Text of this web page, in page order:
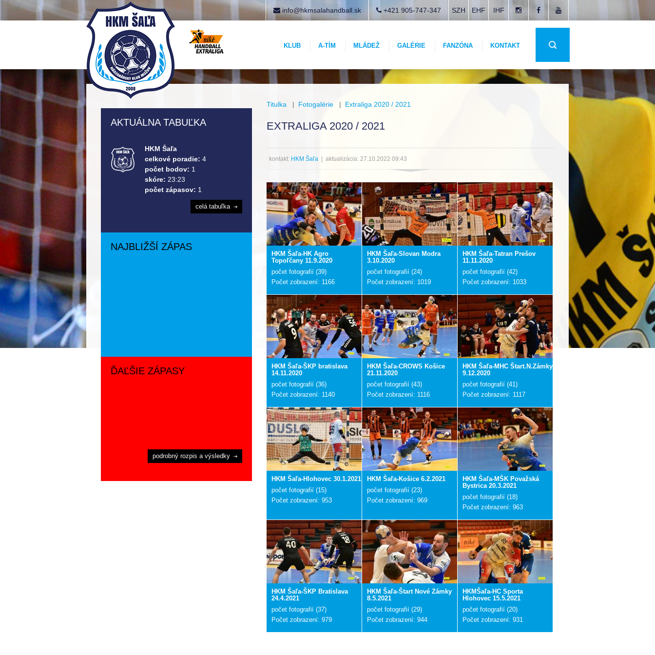
SZH EHF IHF
info@hkmsalahandball.sk +421 905-747-347
KLUB A-TÍM MLÁDEŽ GALÉRIE FANZÓNA KONTAKT
Titulka | Fotogalérie | Extraliga 2020 / 2021
EXTRALIGA 2020 / 2021
kontakt: HKM Šaľa | aktualizácia: 27.10.2022 09:43
HKM Šaľa-HK Agro
Topoľčany 11.9.2020
počet fotografií (39)
Počet zobrazení: 1166
HKM Šaľa-Slovan Modra
3.10.2020
počet fotografií (24)
Počet zobrazení: 1019
HKM Šaľa-Tatran Prešov
11.11.2020
počet fotografií (42)
Počet zobrazení: 1033
HKM Šaľa-ŠKP bratislava
14.11.2020
počet fotografií (36)
Počet zobrazení: 1140
HKM Šaľa-CROWS Košice
21.11.2020
počet fotografií (43)
Počet zobrazení: 1116
HKM Šaľa-MHC Štart.N.Zámky
9.12.2020
počet fotografií (41)
Počet zobrazení: 1117
HKM Šaľa-Hlohovec 30.1.2021
počet fotografií (15)
Počet zobrazení: 953
HKM Šaľa-Košice 6.2.2021
počet fotografií (23)
Počet zobrazení: 969
HKM Šaľa-MŠK Považská
Bystrica 20.3.2021
počet fotografií (18)
Počet zobrazení: 963
HKM Šaľa-ŠKP Bratislava
24.4.2021
počet fotografií (37)
Počet zobrazení: 979
HKM Šaľa-Štart Nové Zámky
8.5.2021
počet fotografií (29)
Počet zobrazení: 944
HKMŠaľa-HC Sporta
Hlohovec 15.5.2021
počet fotografií (20)
Počet zobrazení: 931
AKTUÁLNA TABUĽKA
HKM Šaľa
celkové poradie: 4
počet bodov: 1
skóre: 23:23
počet zápasov: 1
celá tabuľka
NAJBLIŽŠÍ ZÁPAS
ĎAĽŠIE ZÁPASY
podrobný rozpis a výsledky